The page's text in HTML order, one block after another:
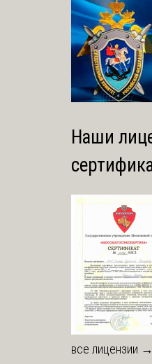
Наши
все лицензии →